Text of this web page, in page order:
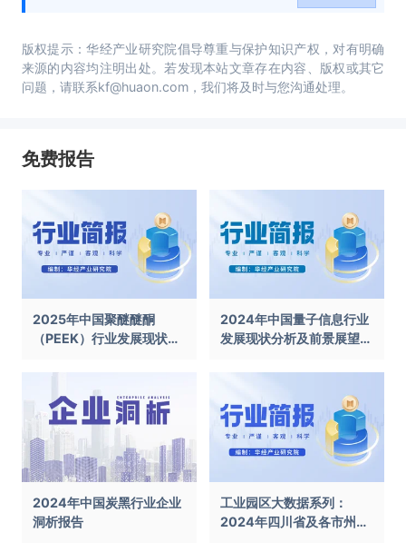
版权提示：华经产业研究院倡导尊重与保护知识产权，对有明确
来源的内容均注明出处。若发现本站文章存在内容、版权或其它
问题，请联系kf@huaon.com，我们将及时与您沟通处理。
免费报告
2025年中国聚醚醚酮
（PEEK）行业发展现状及
2024年中国量子信息行业
发展现状分析及前景展望报
2024年中国炭黑行业企业
洞析报告
工业园区大数据系列：
2024年四川省及各市州工